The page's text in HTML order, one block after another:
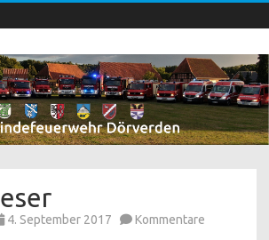
Dörverden
Direkt
zum
Inhalt
springen
4. September 2017
Kommentare